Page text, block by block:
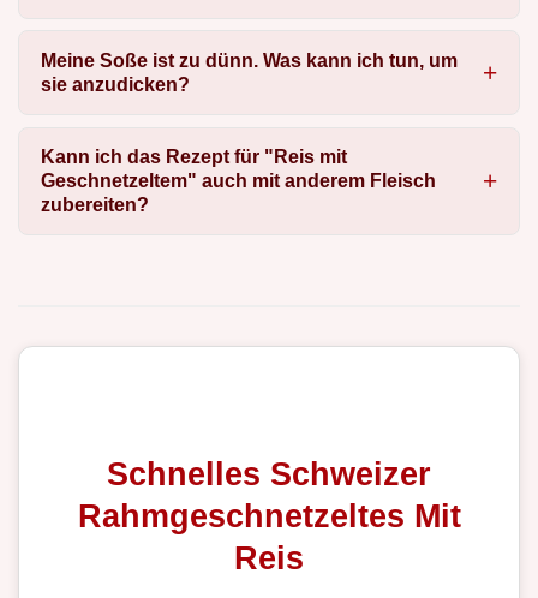
Meine Soße ist zu dünn. Was kann ich tun, um
sie anzudicken?
Kann ich das Rezept für "Reis mit
Geschnetzeltem" auch mit anderem Fleisch
zubereiten?
Schnelles Schweizer
Rahmgeschnetzeltes Mit
Reis